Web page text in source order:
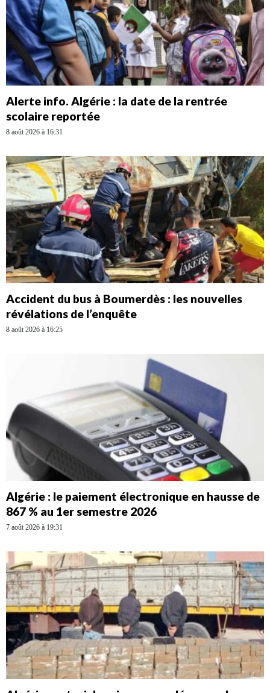
Alerte info. Algérie : la date de la rentrée
scolaire reportée
8 août 2026 à 16:31
Accident du bus à Boumerdès : les nouvelles
révélations de l’enquête
8 août 2026 à 16:25
Algérie : le paiement électronique en hausse de
867 % au 1er semestre 2026
7 août 2026 à 19:31